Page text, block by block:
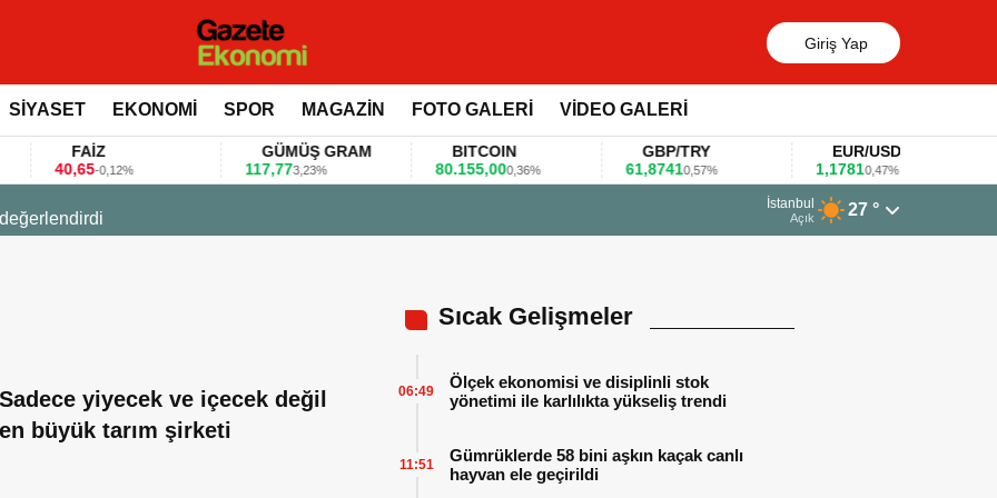
Giriş Yap
SİYASET EKONOMİ SPOR MAGAZİN FOTO GALERİ VİDEO GALERİ
FAİZ
40,65-0,12%
GÜMÜŞ GRAM
117,773,23%
BITCOIN
80.155,000,36%
GBP/TRY
61,87410,57%
EUR/USD
1,17810,47%
13 Mart 2026 - 06:55
Huawei KOBİ’ler için yapay zekâ
İstanbul
Açık 27 °
Sadece yiyecek ve içecek değil
en büyük tarım şirketi
Sıcak Gelişmeler
Ölçek ekonomisi ve disiplinli stok
yönetimi ile karlılıkta yükseliş trendi
06:49
Gümrüklerde 58 bini aşkın kaçak canlı
hayvan ele geçirildi
11:51